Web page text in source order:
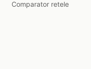
Comparator retele